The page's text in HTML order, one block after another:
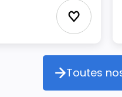
Ajouter
Toutes